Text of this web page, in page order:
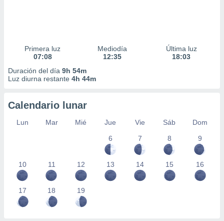
Primera luz
07:08
Mediodía
12:35
Última luz
18:03
Duración del día 9h 54m
Luz diurna restante 4h 44m
Calendario lunar
Lun Mar Mié Jue Vie Sáb
Dom
6
7 8 9
10 11 12 13 14 15 16
17 18 19